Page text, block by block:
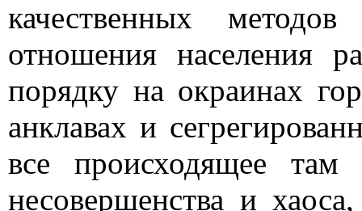
качественных
отношения населения
порядку на окраинах
анклавах и
все происходящее там
несовершенства и